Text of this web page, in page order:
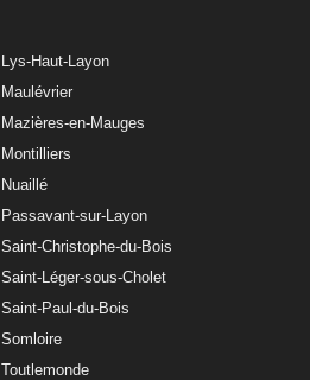
Lys-Haut-Layon
Maulévrier
Mazières-en-Mauges
Montilliers
Nuaillé
Passavant-sur-Layon
Saint-Christophe-du-Bois
Saint-Léger-sous-Cholet
Saint-Paul-du-Bois
Somloire
Toutlemonde